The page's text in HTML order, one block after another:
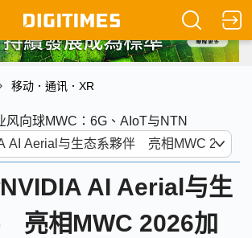
移动．通讯．XR
风向球MWC：6G、AIoT与NTN
AI Aerial与生
亮相MWC 2026加